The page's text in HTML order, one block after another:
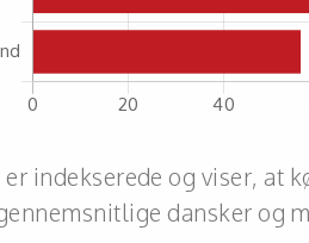
indekserede og viser, at
dansker og